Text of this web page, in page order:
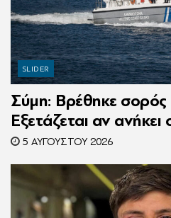
SLIDER
Σύμη: Βρέθηκε
Εξετάζεται αν
Γερμανό τουρίστα
5 ΑΥΓΟΎΣΤΟΥ 2026